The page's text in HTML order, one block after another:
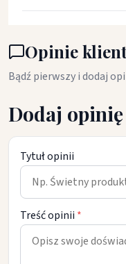
Opinie
Bądź pierwszy i dodaj
Dodaj opinię
Tytuł opinii
Treść opinii *